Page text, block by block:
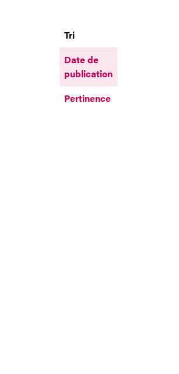
Tri
Date de
publication
Pertinence